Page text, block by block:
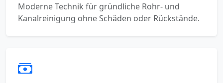
Moderne Technik für gründliche Rohr- und
Kanalreinigung ohne Schäden oder Rückstände.